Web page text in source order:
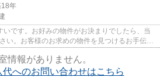
18年
いです。お好みの物件がお決まりでしたら、当
い。お客様のお求めの物件を見つけるお手伝い
情報がありません。
代へのお問い合わせはこちら